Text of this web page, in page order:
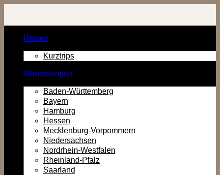
Inhalt
Reisen
Kurztrips
Wanderungen
Baden-Württemberg
Bayern
Hamburg
Hessen
Mecklenburg-Vorpommern
Niedersachsen
Nordrhein-Westfalen
Rheinland-Pfalz
Saarland